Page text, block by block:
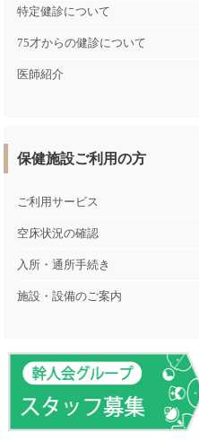
特定健診について
75才からの健診について
医師紹介
保健施設ご利用の方
ご利用サービス
空床状況の確認
入所・通所手続き
施設・設備のご案内